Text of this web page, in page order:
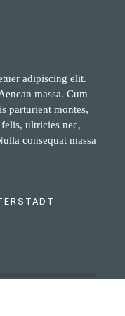
adipiscing elit.
massa. Cum
parturient montes,
ultricies nec,
consequat massa